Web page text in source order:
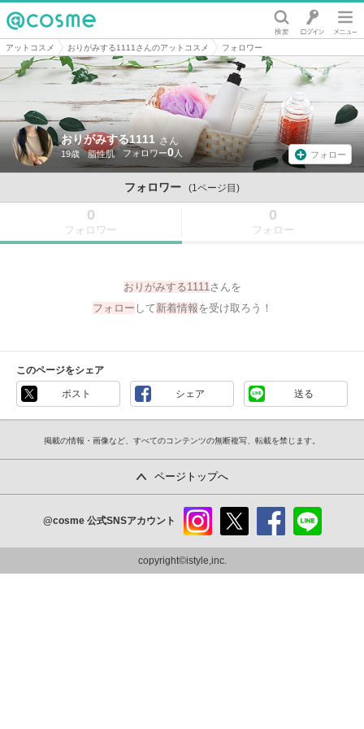
@cosme
アットコスメ おりがみする1111さんのアットコスメ フォロワー
おりがみする1111 さん
19歳 脂性肌 0 フォロー
フォロワー (1ページ目)
0
フォロワー
0
フォロー
おりがみする1111さんを
フォロー して新着情報を受け取ろう！
このページをシェア
ポスト シェア 送る
掲載の情報・画像など、すべてのコンテンツの無断複写、転載を禁じます。
ページトップへ
@cosme 公式SNSアカウント
ram
copyright©istyle,inc.